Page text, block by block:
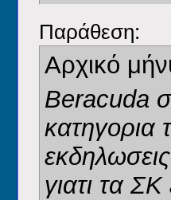
Παράθεση:
Αρχικό
Beracuda
κατηγορια
γιατι τα